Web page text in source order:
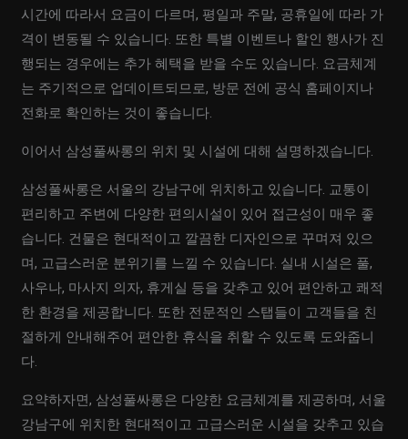
시간에 따라서 요금이 다르며, 평일과 주말, 공휴일에 따라 가
격이 변동될 수 있습니다. 또한 특별 이벤트나 할인 행사가 진
행되는 경우에는 추가 혜택을 받을 수도 있습니다. 요금체계
는 주기적으로 업데이트되므로, 방문 전에 공식 홈페이지나
전화로 확인하는 것이 좋습니다.
이어서 삼성풀싸롱의 위치 및 시설에 대해 설명하겠습니다.
삼성풀싸롱은 서울의 강남구에 위치하고 있습니다. 교통이
편리하고 주변에 다양한 편의시설이 있어 접근성이 매우 좋
습니다. 건물은 현대적이고 깔끔한 디자인으로 꾸며져 있으
며, 고급스러운 분위기를 느낄 수 있습니다. 실내 시설은 풀,
사우나, 마사지 의자, 휴게실 등을 갖추고 있어 편안하고 쾌적
한 환경을 제공합니다. 또한 전문적인 스탭들이 고객들을 친
절하게 안내해주어 편안한 휴식을 취할 수 있도록 도와줍니
다.
요약하자면, 삼성풀싸롱은 다양한 요금체계를 제공하며, 서울
강남구에 위치한 현대적이고 고급스러운 시설을 갖추고 있습